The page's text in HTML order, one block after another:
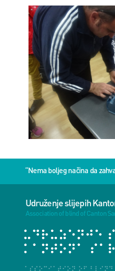
“Nema boljeg načina da
Udruženje slijepih
Association of blind of Canton